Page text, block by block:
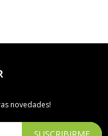
novedades!
SUSCRIBIRME